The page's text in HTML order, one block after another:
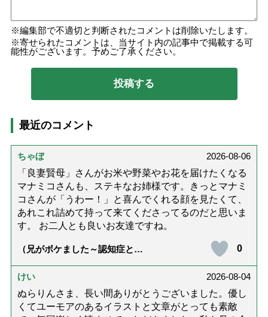
編集部で不適切と判断されたコメントは削除いたします。
寄せられたコメントは、当サイト内の記事中で掲載する可
能性がございます。予めご了承ください。
最近のコメント
ちゃぼ
2026-08-06
「良妻賢母」さんがお米や野菜やお花を届けたくなる
マナミコさんも、ステキなお姉様です。きっとマナミ
コさんが「うわー！」と喜んでくれる顔を見たくて、
あれこれ詰めて持って来てくださってるのだと思いま
す。 お二人とも良いお友達ですね。
（兄がボケました～認知症と介
達』が届きました」）
0
けい
2026-08-04
ぬらりんさま、長い間ありがとうございました。優し
くてユーモアのあるイラストと文章がとっても素敵